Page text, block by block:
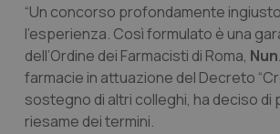
“Un concorso profondamente
l’esperienza. Così formulato è una
dell’Ordine dei Farmacisti di Roma,
farmacie in attuazione del Decreto
sostegno di altri colleghi, ha deciso
riesame dei termini.